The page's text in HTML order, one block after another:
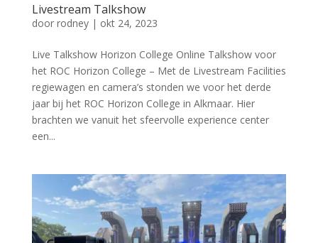
Livestream Talkshow
door rodney| okt 24, 2023
Live Talkshow Horizon College Online Talkshow voor
het ROC Horizon College – Met de Livestream Facilities
regiewagen en camera’s stonden we voor het derde
jaar bij het ROC Horizon College in Alkmaar. Hier
brachten we vanuit het sfeervolle experience center
een...